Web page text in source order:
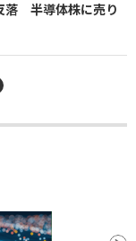
落 半導体株に売り